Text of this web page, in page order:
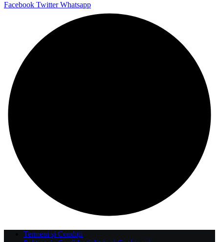
Facebook Twitter Whatsapp
Termeni și Condiții